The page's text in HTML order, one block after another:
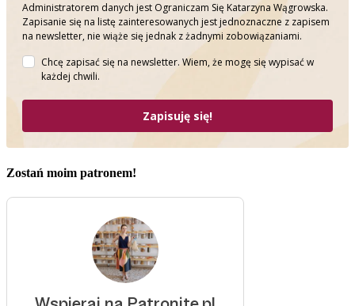
Administratorem danych jest Ograniczam Się Katarzyna Wągrowska.
Zapisanie się na listę zainteresowanych jest jednoznaczne z zapisem
na newsletter, nie wiąże się jednak z żadnymi zobowiązaniami.
Chcę zapisać się na newsletter. Wiem, że mogę się wypisać w
każdej chwili.
Zapisuję się!
Zostań moim patronem!